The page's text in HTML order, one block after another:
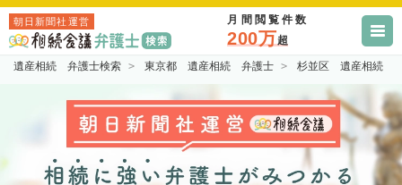
朝日新聞社運営 月間閲覧件数
200万超
遺産相続 弁護士検索 東京都 遺産相続 弁護士 杉並区 遺産相続